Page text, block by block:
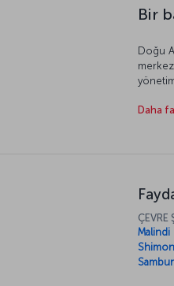
Bir
Doğu
Daha
ÇEVRE
Malindi